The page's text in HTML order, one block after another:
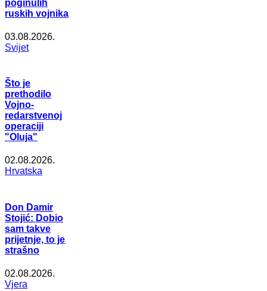
poginulih
ruskih vojnika
03.08.2026.
Svijet
Što je
prethodilo
Vojno-
redarstvenoj
operaciji
"Oluja"
02.08.2026.
Hrvatska
Don Damir
Stojić: Dobio
sam takve
prijetnje, to je
strašno
02.08.2026.
Vjera